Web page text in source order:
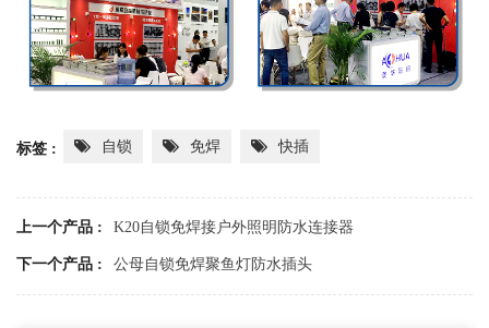
标签 : 自锁 免焊 快插
上一个产品 : K20自锁免焊接户外照明防水连接器
下一个产品 : 公母自锁免焊聚鱼灯防水插头